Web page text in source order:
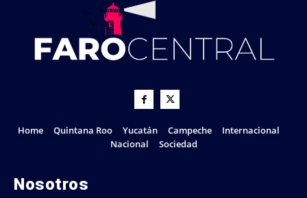
Home Quintana Roo Yucatán Campeche
Internacional
Nacional
Sociedad
Nosotros